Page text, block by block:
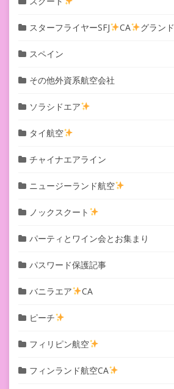
スターフライヤーSFJ CA グランド
スペイン
その他外資系航空会社
ソラシドエア
タイ航空
チャイナエアライン
ニュージーランド航空
ノックスクート
パーティとワイン会とお集まり
パスワード保護記事
バニラエア CA
ピーチ
フィリピン航空
フィンランド航空CA